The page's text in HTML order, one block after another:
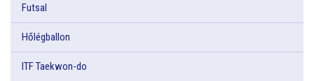
Futsal
Hőlégballon
ITF Taekwon-do